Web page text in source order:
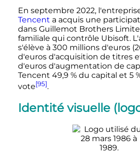
En septembre 2022,
Tencent a acquis une
dans Guillemot Brothers
familiale qui contrôle Ubisoft.
s'élève à 300 millionsd'euros (
d'euros d'acquisition de titres
d'euros d'augmentation de
Tencent 49,9 % du capital et 5
vote[95].
Identité visuelle